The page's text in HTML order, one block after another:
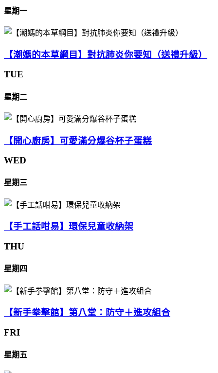
星期一
【潮媽的本草綱目】對抗肺炎你要知（送禮升級）
TUE
星期二
【開心廚房】可愛滿分爆谷杯子蛋糕
WED
星期三
【手工話咁易】環保兒童收納架
THU
星期四
【新手拳擊館】第八堂：防守＋進攻組合
FRI
星期五